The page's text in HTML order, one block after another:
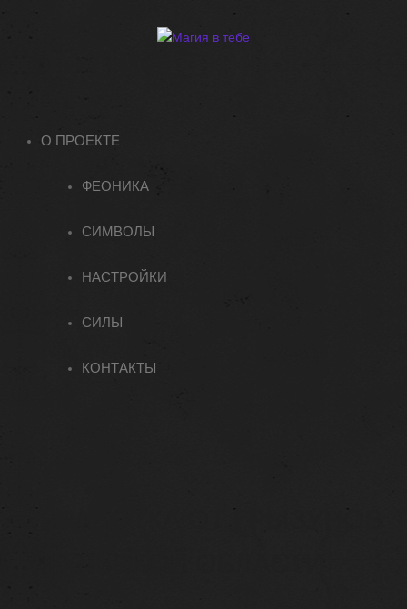
О ПРОЕКТЕ
ФЕОНИКА
СИМВОЛЫ
НАСТРОЙКИ
СИЛЫ
КОНТАКТЫ
ОБРАБОТКА ОТ ГРЫЗУНОВ